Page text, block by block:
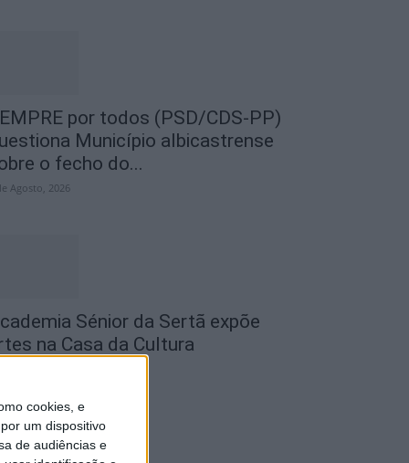
cookies, e
um dispositivo
de audiências e
por todos (PSD/CDS-PP)
Município albicastrense
o fecho do...
Agosto, 2026
Sénior da Sertã expõe
na Casa da Cultura